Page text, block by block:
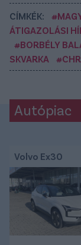
CÍMKÉK:
ÁTIGAZOLÁSI
#BORBÉLY
SKVARKA
Autópiac
Volvo Ex30